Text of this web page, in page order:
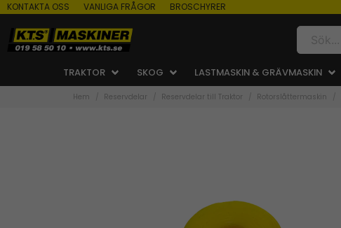
KONTAKTA OSS VANLIGA FRÅGOR BROSCHYRER
TRAKTOR SKOG LASTMASKIN & GRÄVMASKIN
Hem Reservdelar Reservdelar till Traktor Rotorslåttermaskin